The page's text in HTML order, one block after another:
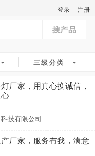
登录 注册
搜产品
三级分类
厂家，用真心换诚信，
技有限公司
厂家，服务有我，满意